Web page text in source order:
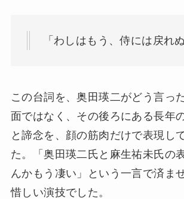
「わしはもう、侍には戻れぬ
この台詞を、奥田瑛二がどう言っ
面ではなく、その後ろにある長年
と諦念を、顔の筋肉だけで表現し
た。「奥田瑛二氏と麻生祐未氏の
んかもう凄い」という一言で済ま
惜しい演技でした。